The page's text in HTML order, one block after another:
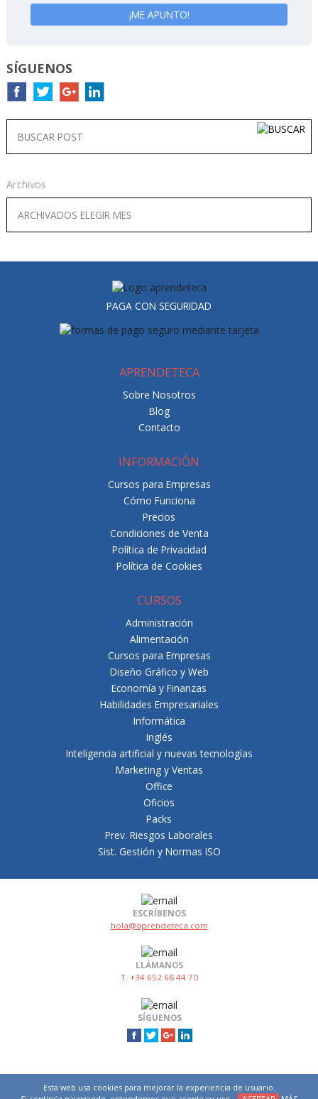
SÍGUENOS
Archivos
PAGA CON SEGURIDAD
APRENDETECA
Sobre Nosotros
Blog
Contacto
INFORMACIÓN
Cursos para Empresas
Cómo Funciona
Precios
Condiciones de Venta
Política de Privacidad
Política de Cookies
CURSOS
Administración
Alimentación
Cursos para Empresas
Diseño Gráfico y Web
Economía y Finanzas
Habilidades Empresariales
Informática
Inglés
Inteligencia artificial y nuevas tecnologías
Marketing y Ventas
Office
Oficios
Packs
Prev. Riesgos Laborales
Sist. Gestión y Normas ISO
ESCRÍBENOS
hola@aprendeteca.com
LLÁMANOS
T. +34 652 68 44 70
SÍGUENOS
Esta web usa cookies para mejorar la experiencia de usuario.